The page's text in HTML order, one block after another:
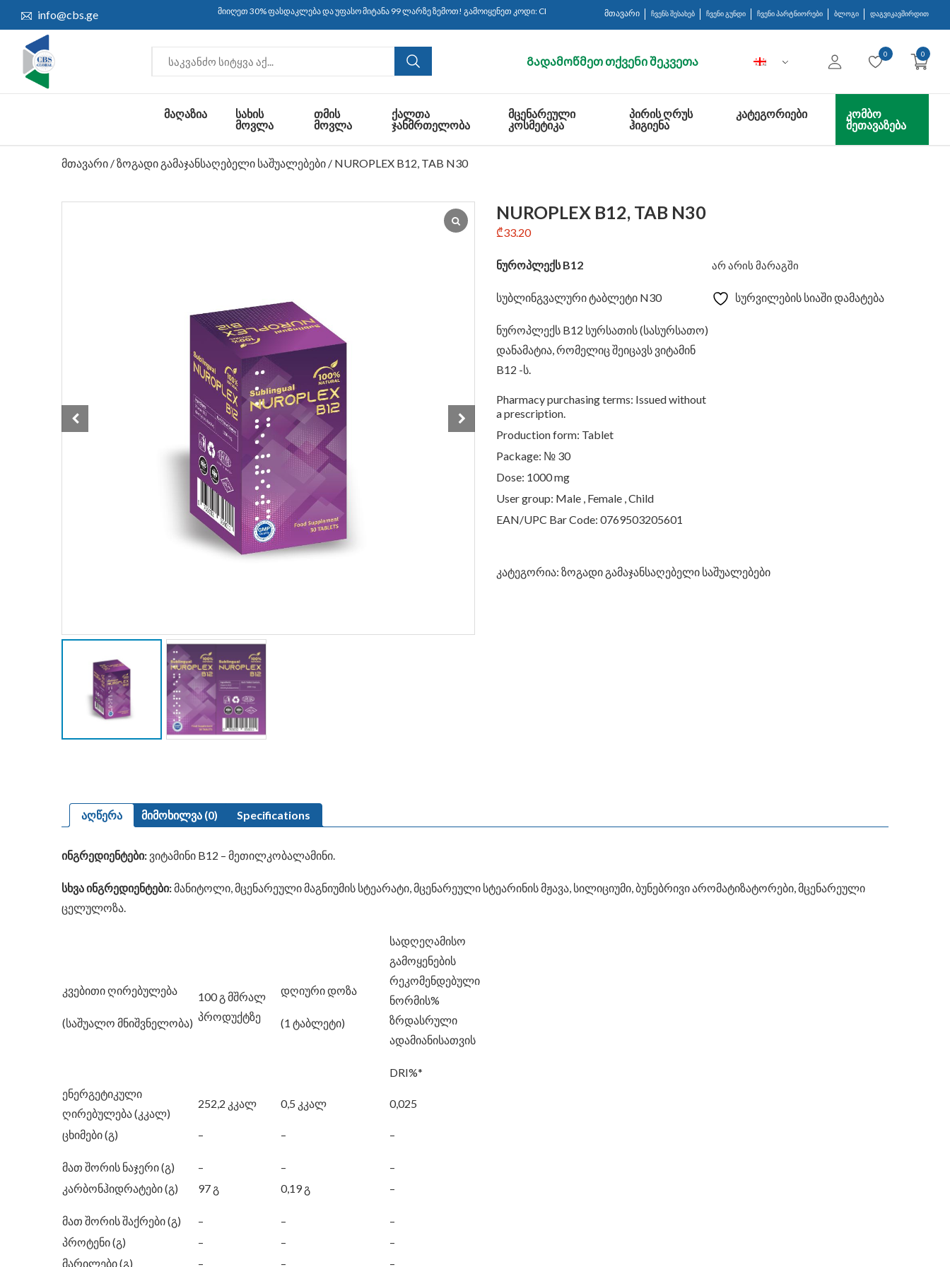
info@cbs.ge მიიღეთ 30% ფასდაკლება და უფასო მიტანა 99 ლარზე ზემოთ! გამოიყენეთ კოდი: CBS30 ყიდვისას! მთავარი ჩვენს შესახებ ჩვენი გუნდი ჩვენი პარტნიორები ბლოგი დაგვიკავშირდით
Გადამოწმეთ თქვენი შეკვეთა
0 0
ᲛᲐᲦᲐᲖᲘᲐ
ᲡᲐᲮᲘᲡ
ᲛᲝᲕᲚᲐ
ᲗᲛᲘᲡ
ᲛᲝᲕᲚᲐ
ᲥᲐᲚᲗᲐ
ᲯᲐᲜᲛᲠᲗᲔᲚᲝᲑᲐ
ᲛᲪᲔᲜᲐᲠᲔᲣᲚᲘ
ᲙᲝᲡᲛᲔᲢᲘᲙᲐ
ᲞᲘᲠᲘᲡ ᲦᲠᲣᲡ
ᲰᲘᲒᲘᲔᲜᲐ
ᲙᲐᲢᲔᲒᲝᲠᲘᲔᲑᲘ
ᲙᲝᲛᲑᲝ
ᲨᲔᲗᲐᲕᲐᲖᲔᲑᲐ
მთავარი /ზოგადი გამაჯანსაღებელი საშუალებები / NUROPLEX B12, TAB N30
NUROPLEX B12, TAB N30
₾33.20
ნუროპლექსB12
სუბლინგვალური ტაბლეტი N30
ნუროპლექს B12 სურსათის (სასურსათო)
დანამატია, რომელიც შეიცავს ვიტამინ
B12 -ს.
Pharmacy purchasing terms: Issued without
a prescription.
Production form: Tablet
Package: № 30
Dose: 1000 mg
User group: Male , Female , Child
EAN/UPC Bar Code: 0769503205601
არ არის მარაგში
სურვილების სიაში დამატება
კატეგორია: ზოგადი გამაჯანსაღებელი საშუალებები
აღწერა მიმოხილვა (0) Specifications
ინგრედიენტები: ვიტამინი B12 – მეთილკობალამინი.
სხვა ინგრედიენტები:მანიტოლი, მცენარეული მაგნიუმის სტეარატი, მცენარეული სტეარინის მჟავა, სილიციუმი, ბუნებრივი არომატიზატორები, მცენარეული
ცელულოზა.
კვებითი ღირებულება
(საშუალო მნიშვნელობა)
100 გ მშრალ
პროდუქტზე
დღიური დოზა
(1 ტაბლეტი)
სადღეღამისო
გამოყენების
რეკომენდებული
ნორმის%
ზრდასრული
ადამიანისათვის
DRI%*
ენერგეტიკული
ღირებულება (კკალ)
252,2 კკალ 0,5 კკალ 0,025
ცხიმები (გ)
მათ შორის ნაჯერი (გ)
–
–
–
–
–
–
კარბონჰიდრატები (გ)
მათ შორის შაქრები (გ)
97 გ
–
0,19 გ
–
–
–
პროტენი (გ)
– –
–
მარილები (გ)
– – –